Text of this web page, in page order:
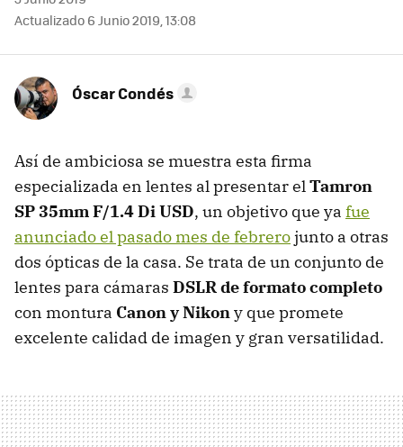
Actualizado 6 Junio 2019, 13:08
Óscar Condés
Así de ambiciosa se muestra esta firma
especializada en lentes al presentar elTamron
SP 35mm F/1.4 Di USD, un objetivo que ya fue
anunciado el pasado mes de febrerojunto a otras
dos ópticas de la casa. Se trata de un conjunto de
lentes para cámaras DSLR de formato completo
con montura Canon y Nikony que promete
excelente calidad de imagen y gran versatilidad.